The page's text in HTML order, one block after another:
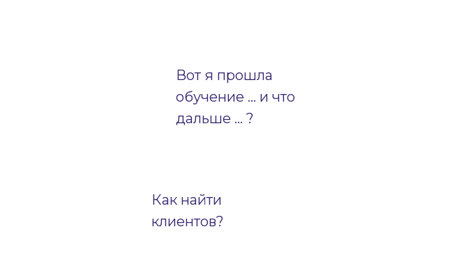
Вот я прошла
обучение … и что
дальше … ?
Как найти
клиентов?